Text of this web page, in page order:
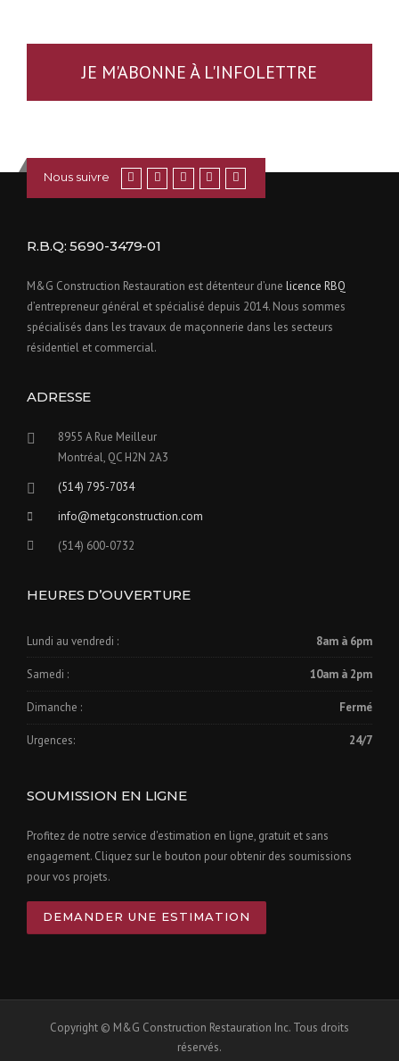
JE M'ABONNE À L'INFOLETTRE
Nous suivre
R.B.Q: 5690-3479-01
M&G Construction Restauration est détenteur d’une licence RBQ
d’entrepreneur général et spécialisé depuis 2014. Nous sommes
spécialisés dans les travaux de maçonnerie dans les secteurs
résidentiel et commercial.
ADRESSE
8955 A Rue Meilleur​
Montréal, QC H2N 2A3
(514) 795-7034
info@metgconstruction.com
(514) 600-0732
HEURES D’OUVERTURE
Lundi au vendredi : 8am à 6pm
Samedi : 10am à 2pm
Dimanche : Fermé
Urgences: 24/7
SOUMISSION EN LIGNE
Profitez de notre service d'estimation en ligne, gratuit et sans
engagement. Cliquez sur le bouton pour obtenir des soumissions
pour vos projets.
DEMANDER UNE ESTIMATION
Copyright © M&G Construction Restauration Inc. Tous droits
réservés.